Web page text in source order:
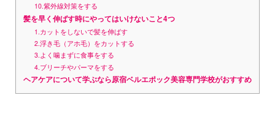
10.紫外線対策をする
髪を早く伸ばす時にやってはいけないこと4つ
1.カットをしないで髪を伸ばす
2.浮き毛（アホ毛）をカットする
3.よく噛まずに食事をする
4.ブリーチやパーマをする
ヘアケアについて学ぶなら原宿ベルエポック美容専門学校がおすすめ